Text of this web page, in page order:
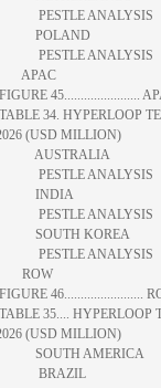
PESTLE ANALYSIS
POLAND
PESTLE ANALYSIS
45.......................
34. HYPERLOOP
(USD MILLION)
AUSTRALIA
PESTLE ANALYSIS
INDIA
PESTLE ANALYSIS
SOUTH KOREA
PESTLE ANALYSIS
46........................
35.... HYPERLOOP
(USD MILLION)
SOUTH AMERICA
BRAZIL